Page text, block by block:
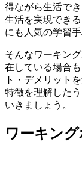
得ながら生活で
生活を実現でき
にも人気の学習
そんなワーキン
在している場合
ト・デメリット
特徴を理解した
いきましょう。
ワーキン